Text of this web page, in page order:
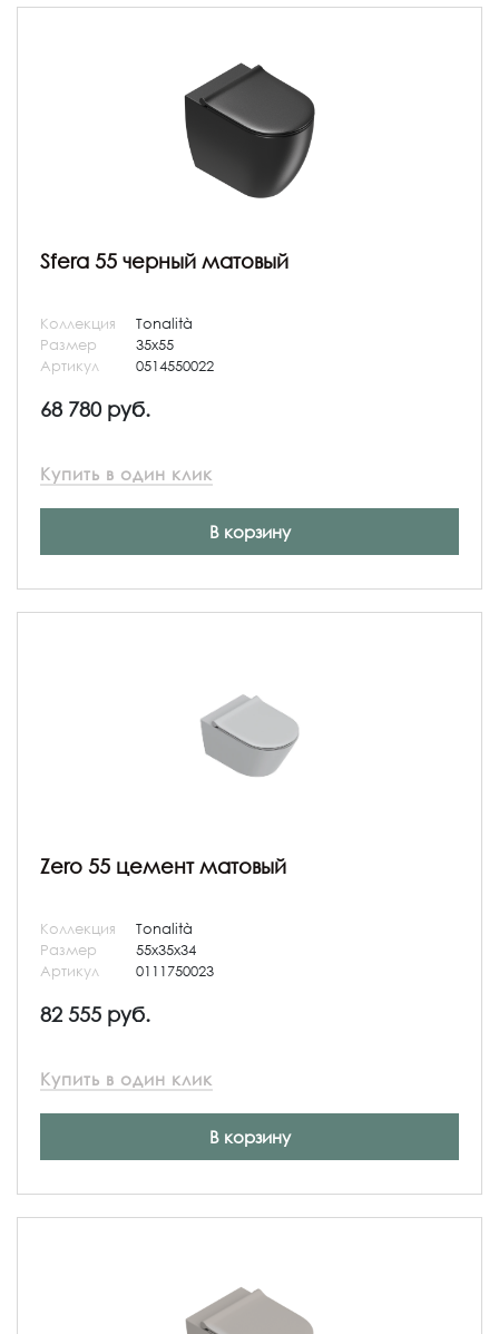
Sfera 55 черный матовый
Коллекция
Tonalità
Размер
35x55
Артикул
0514550022
68 780 руб.
Купить в один клик
В корзину
Zero 55 цемент матовый
Коллекция
Tonalità
Размер
55x35x34
Артикул
0111750023
82 555 руб.
Купить в один клик
В корзину